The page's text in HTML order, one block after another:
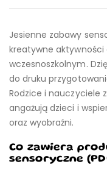
Jesienne zabawy
kreatywne aktywności
wczesnoszkolnym.
do druku
Rodzice i nauczyciele
angażują dzieci i
oraz wyobraźni.
Co zawiera
sensoryczne